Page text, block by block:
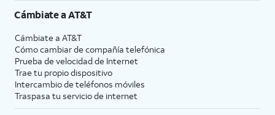
Cámbiate aAT&T
Cámbiate a AT&T
Cómo cambiar de compañía telefónica
Prueba de velocidad de Internet
Trae tu propio dispositivo
Intercambio de teléfonos móviles
Traspasa tu servicio de internet